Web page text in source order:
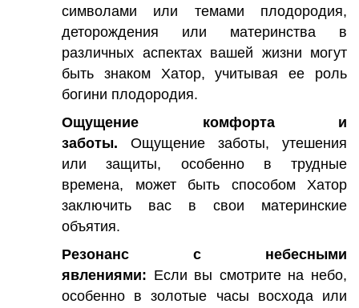
символами или темами плодородия,
деторождения или материнства в
различных аспектах вашей жизни могут
быть знаком Хатор, учитывая ее роль
богини плодородия.
Ощущение комфорта и
заботы. Ощущение заботы, утешения
или защиты, особенно в трудные
времена, может быть способом Хатор
заключить вас в свои материнские
объятия.
Резонанс с небесными
явлениями: Если вы смотрите на небо,
особенно в золотые часы восхода или